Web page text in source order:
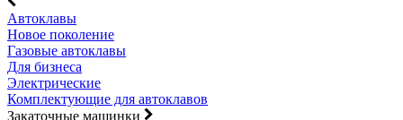
Автоклавы
Новое поколение
Газовые автоклавы
Для бизнеса
Электрические
Комплектующие для автоклавов
Закаточные машинки